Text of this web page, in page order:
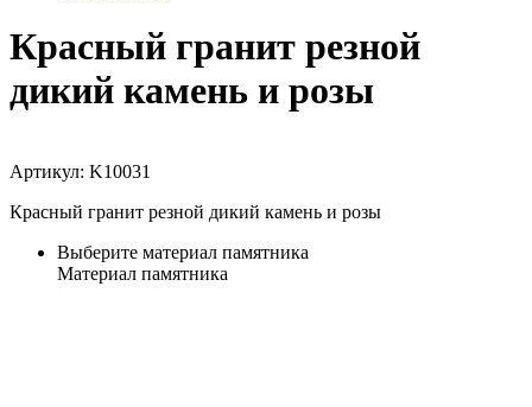
Красный гранит резной
дикий камень и розы
Артикул: K10031
Красный гранит резной дикий камень и розы
Выберите материал памятника
Материал памятника